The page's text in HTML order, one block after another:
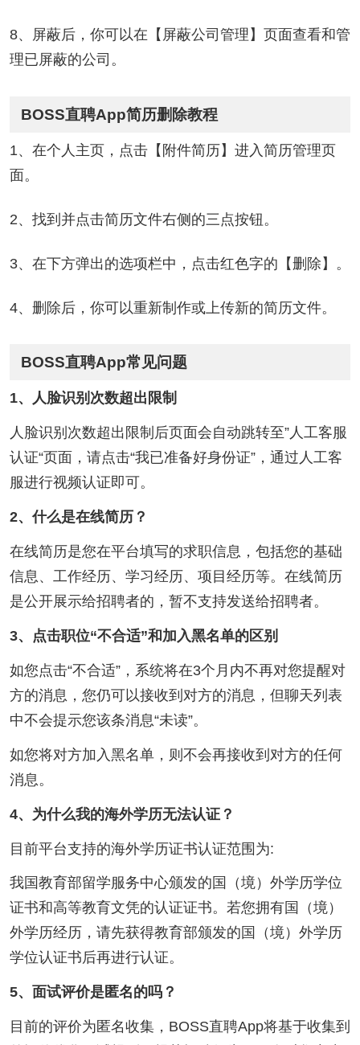
8、屏蔽后，你可以在【屏蔽公司管理】页面查看和管
理已屏蔽的公司。
BOSS直聘App简历删除教程
1、在个人主页，点击【附件简历】进入简历管理页
面。
2、找到并点击简历文件右侧的三点按钮。
3、在下方弹出的选项栏中，点击红色字的【删除】。
4、删除后，你可以重新制作或上传新的简历文件。
BOSS直聘App常见问题
1、人脸识别次数超出限制
人脸识别次数超出限制后页面会自动跳转至”人工客服
认证“页面，请点击“我已准备好身份证”，通过人工客
服进行视频认证即可。
2、什么是在线简历？
在线简历是您在平台填写的求职信息，包括您的基础
信息、工作经历、学习经历、项目经历等。在线简历
是公开展示给招聘者的，暂不支持发送给招聘者。
3、点击职位“不合适”和加入黑名单的区别
如您点击“不合适”，系统将在3个月内不再对您提醒对
方的消息，您仍可以接收到对方的消息，但聊天列表
中不会提示您该条消息“未读”。
如您将对方加入黑名单，则不会再接收到对方的任何
消息。
4、为什么我的海外学历无法认证？
目前平台支持的海外学历证书认证范围为:
我国教育部留学服务中心颁发的国（境）外学历学位
证书和高等教育文凭的认证证书。若您拥有国（境）
外学历经历，请先获得教育部颁发的国（境）外学历
学位认证书后再进行认证。
5、面试评价是匿名的吗？
目前的评价为匿名收集，BOSS直聘App将基于收集到